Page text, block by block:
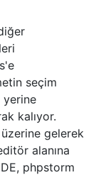
seçim
yerine
kalıyor.
gelerek
alanına
phpstorm